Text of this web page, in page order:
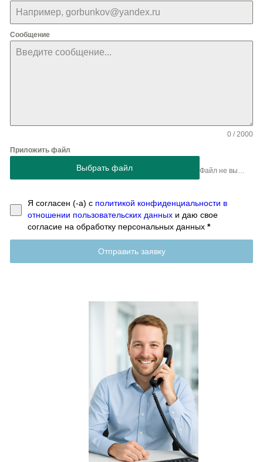
Сообщение
0 / 2000
Приложить файл
Выбрать файл Файл не выбран
Я согласен (-а) с политикой конфиденциальности в
отношении пользовательских данных и даю свое
согласие на обработку персональных данных *
Отправить заявку